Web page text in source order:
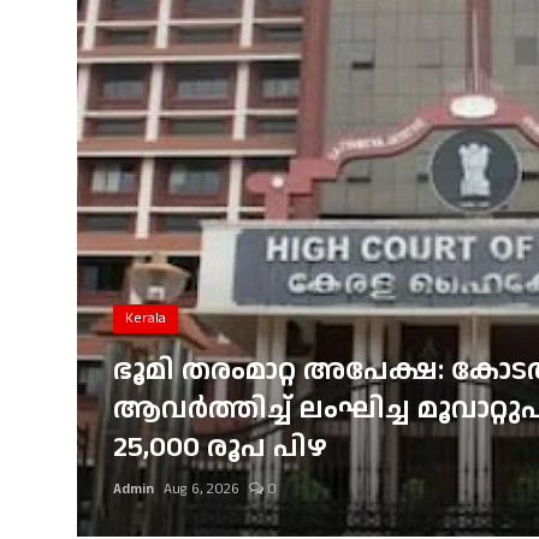
Gulf News
Loksabha Election 2024
Technology
Jobs Mall
Automotive
Shop Online
Education
Business
Kerala
ഭൂമി തരംമാറ്റ അപേക്ഷ:
ആവർത്തിച്ച് ലംഘിച്ച
25,000 രൂപ പിഴ
Admin Aug 6, 2026 0